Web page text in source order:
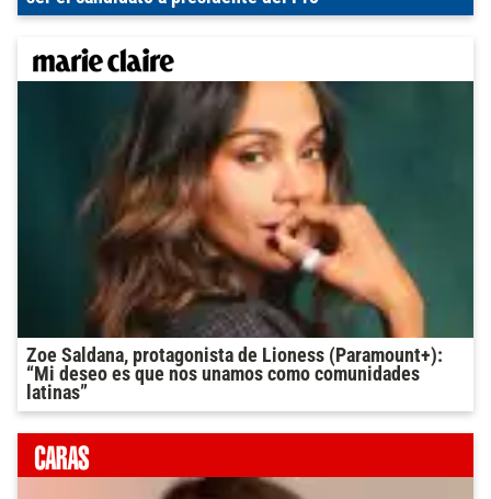
Zoe Saldana, protagonista de Lioness (Paramount+):
“Mi deseo es que nos unamos como comunidades
latinas”